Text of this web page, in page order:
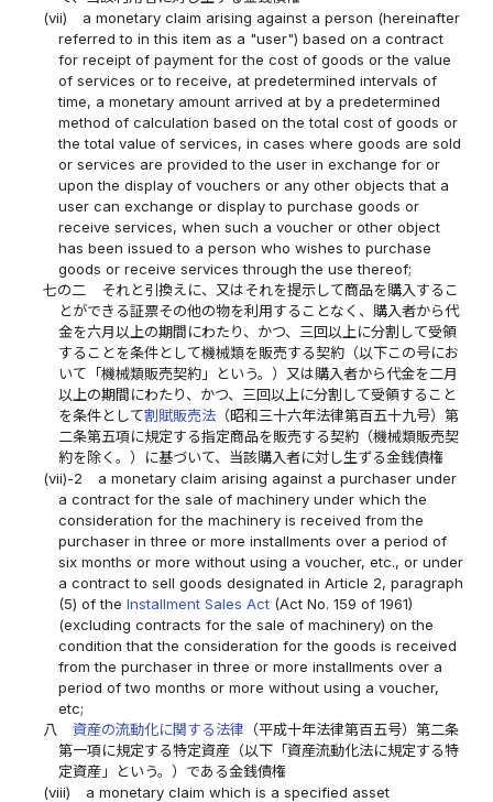
(vii)
a monetary claim arising against a person (hereinafter
referred to in this item as a "user") based on a contract
for receipt of payment for the cost of goods or the value
of services or to receive, at predetermined intervals of
time, a monetary amount arrived at by a predetermined
method of calculation based on the total cost of goods or
the total value of services, in cases where goods are sold
or services are provided to the user in exchange for or
upon the display of vouchers or any other objects that a
user can exchange or display to purchase goods or
receive services, when such a voucher or other object
has been issued to a person who wishes to purchase
goods or receive services through the use thereof;
七の二
それと引換えに、又はそれを提示して商品を購入するこ
とができる証票その他の物を利用することなく、購入者から代
金を六月以上の期間にわたり、かつ、三回以上に分割して受領
することを条件として機械類を販売する契約（以下この号にお
いて「機械類販売契約」という。）又は購入者から代金を二月
以上の期間にわたり、かつ、三回以上に分割して受領すること
を条件として割賦販売法（昭和三十六年法律第百五十九号）第
二条第五項に規定する指定商品を販売する契約（機械類販売契
約を除く。）に基づいて、当該購入者に対し生ずる金銭債権
(vii)-2
a monetary claim arising against a purchaser under
a contract for the sale of machinery under which the
consideration for the machinery is received from the
purchaser in three or more installments over a period of
six months or more without using a voucher, etc., or under
a contract to sell goods designated in Article 2, paragraph
(5) of the Installment Sales Act(Act No. 159 of 1961)
(excluding contracts for the sale of machinery) on the
condition that the consideration for the goods is received
from the purchaser in three or more installments over a
period of two months or more without using a voucher,
etc;
八
資産の流動化に関する法律 （平成十年法律第百五号）第二条
第一項に規定する特定資産（以下「資産流動化法に規定する特
定資産」という。）である金銭債権
(viii)
a monetary claim which is a specified asset